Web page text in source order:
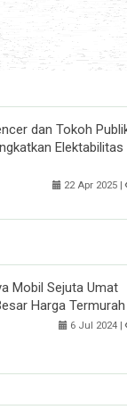
dan Tokoh
Elektabilitas
22 Apr 2025 |
Mobil Sejuta Umat
Harga Termurah
6 Jul 2024 |